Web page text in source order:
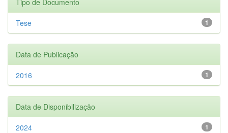
1
Tese
Data de Publicação
1
2016
Data de Disponibilização
1
2024